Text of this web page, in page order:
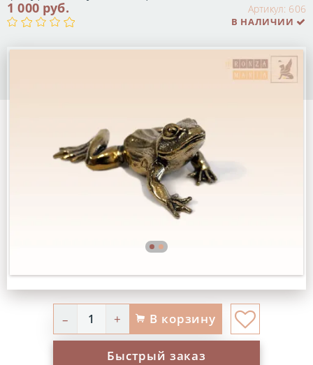
Артикул: 606
1 000 руб.
В НАЛИЧИИ
– + В корзину
Быстрый заказ